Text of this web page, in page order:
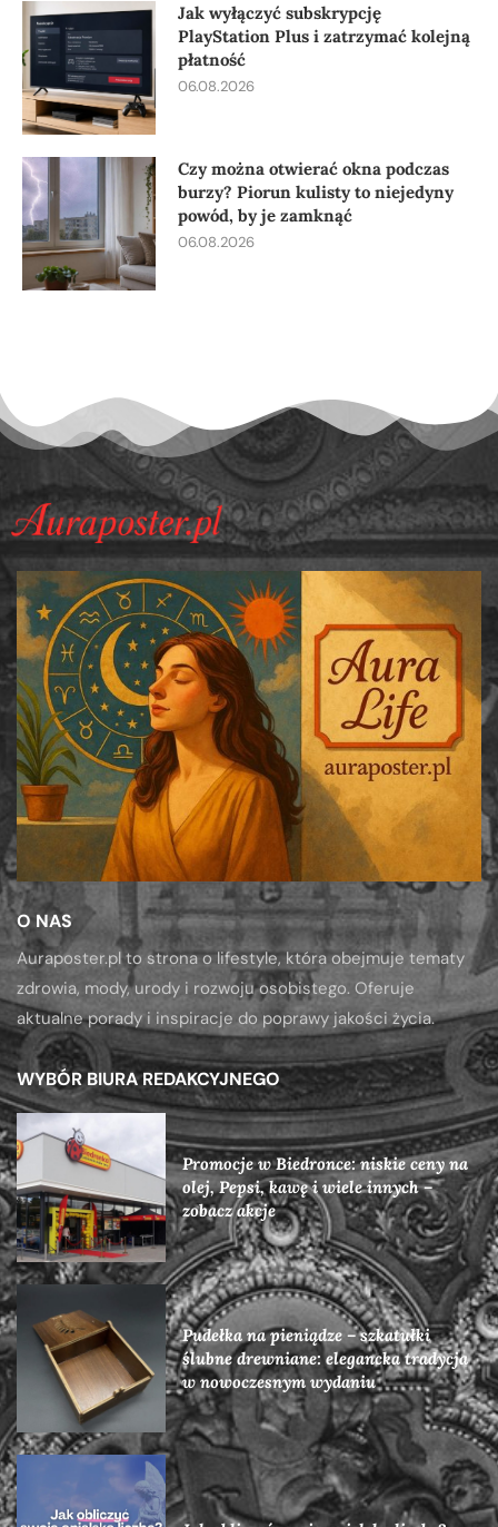
Jak wyłączyć subskrypcję
PlayStation Plus i zatrzymać kolejną
płatność
06.08.2026
Czy można otwierać okna podczas
burzy? Piorun kulisty to niejedyny
powód, by je zamknąć
06.08.2026
O NAS
Auraposter.pl to strona o lifestyle, która obejmuje tematy
zdrowia, mody, urody i rozwoju osobistego. Oferuje
aktualne porady i inspiracje do poprawy jakości życia.
WYBÓR BIURA REDAKCYJNEGO
Promocje w Biedronce: niskie ceny na
olej, Pepsi, kawę i wiele innych –
zobacz akcje
Pudełka na pieniądze – szkatułki
ślubne drewniane: elegancka tradycja
w nowoczesnym wydaniu